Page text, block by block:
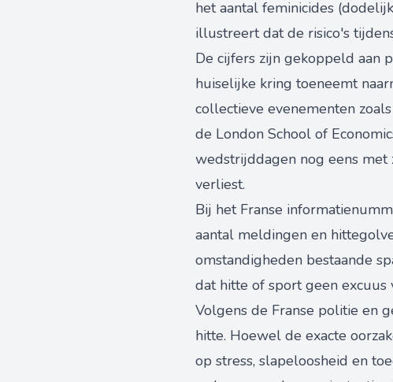
het aantal feminicides
illustreert dat de risico's
De cijfers zijn gekoppeld aan
huiselijke kring toeneemt
collectieve evenementen
de London School of
wedstrijddagen nog eens
verliest.
Bij het Franse
aantal meldingen en
omstandigheden bestaande
dat hitte of sport geen
Volgens de Franse politie en
hitte. Hoewel de exacte
op stress, slapeloosheid en